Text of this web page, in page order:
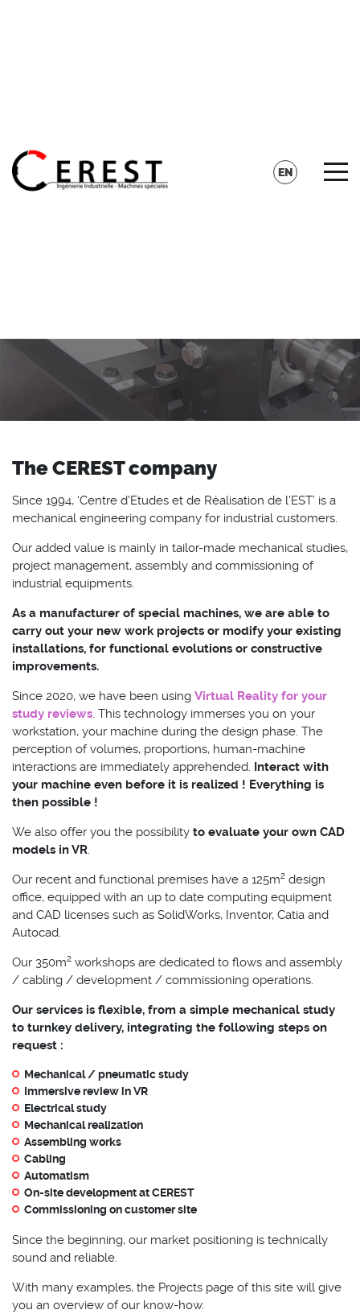
EN
The CEREST company
Since 1994, ‘Centre d'Etudes et de Réalisation de l'EST’ is a
mechanical engineering company for industrial customers.
Our added value is mainly in tailor-made mechanical studies,
project management, assembly and commissioning of
industrial equipments.
As a manufacturer of special machines, we are able to
carry out your new work projects or modify your existing
installations, for functional evolutions or constructive
improvements.
Since 2020, we have been using Virtual Reality for your
study reviews. This technology immerses you on your
workstation, your machine during the design phase. The
perception of volumes, proportions, human-machine
interactions are immediately apprehended. Interact with
your machine even before it is realized ! Everything is
then possible !
We also offer you the possibility to evaluate your own CAD
models in VR.
Our recent and functional premises have a 125m² design
office, equipped with an up to date computing equipment
and CAD licenses such as SolidWorks, Inventor, Catia and
Autocad.
Our 350m² workshops are dedicated to flows and assembly
/ cabling / development / commissioning operations.
Our services is flexible, from a simple mechanical study
to turnkey delivery, integrating the following steps on
request :
Mechanical / pneumatic study
Immersive review in VR
Electrical study
Mechanical realization
Assembling works
Cabling
Automatism
On-site development at CEREST
Commissioning on customer site
Since the beginning, our market positioning is technically
sound and reliable.
With many examples, the Projects page of this site will give
you an overview of our know-how.